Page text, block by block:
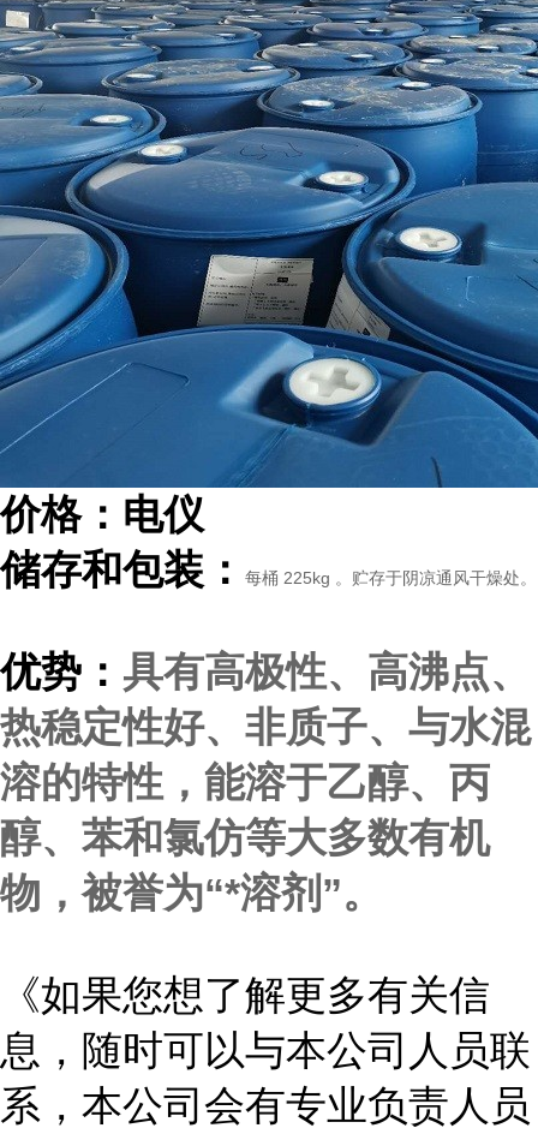
价格：电仪
储存和包装：
每桶 225kg 。贮存于阴凉通风干燥处。
优势： 具有高极性、高沸点、
热稳定性好、非质子、与水混
溶的特性，能溶于乙醇、丙
醇、苯和氯仿等大多数有机
物，被誉为“*溶剂”。
《如果您想了解更多有关信
息，随时可以与本公司人员联
系，本公司会有专业负责人员